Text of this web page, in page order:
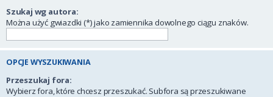
Szukaj wg autora:
Można użyć gwiazdki (*) jako zamiennika dowolnego ciągu znaków.
OPCJE WYSZUKIWANIA
Przeszukaj fora:
Wybierz fora, które chcesz przeszukać. Subfora są przeszukiwane